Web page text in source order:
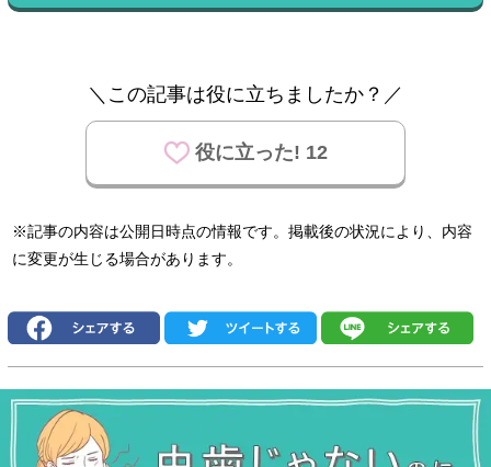
＼この記事は役に立ちましたか？／
役に立った! 12
※記事の内容は公開日時点の情報です。掲載後の状況により、内容
に変更が生じる場合があります。